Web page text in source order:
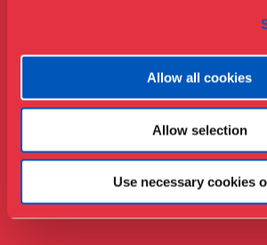
Allow all cookies
Allow selection
Use necessary cookies